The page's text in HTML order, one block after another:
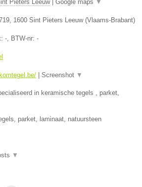
Pieters Leeuw| Google maps ▼
, 1600 Sint Pieters Leeuw(Vlaams-Brabant)
-, BTW-nr: -
Screenshot ▼
in keramische tegels , parket,
parket, laminaat, natuursteen
▼